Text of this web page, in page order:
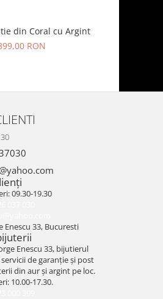
din Coral cu Argint
RON
09.30-19.30
Enescu 33, Bucuresti
Enescu 33, bijutierul
de garanție și post
din aur și argint pe loc.
10.00-17.30.